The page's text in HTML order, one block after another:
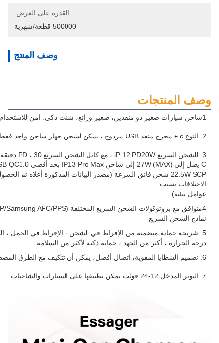
القدرة على العرض:
500000 قطعة/شهرية
وصف المنتج
وصف المنتجات
1شاحن سيارات صغير ذو منفذين، صغير ورائع، شنت ذكي، آمن للاستخدام
2. النوع c + مخرج منفذ USB مزدوج ، يمكن لشحن جهاز شاحن واحد فقط لأجهزة مختلفة
الاختلافات بسبب
عوامل بيئية)
4متوافق مع بروتوكولات الشحن السريع المختلفة (PD3.0/QC3.0/Huawei FCP SCP/Samsung AFC/PPS)
نماذج الشحن السريع
5. شريحة حماية متضمنة من الإفراط في الشحن ، الإفراط في الحمل ،
درجة الحرارة ، أكثر من الجهد ، حماية ذكية لأكثر من السلامة
6. تصميم الشظايا المقوية، اتصال أفضل، يمكن أن تتكيف مع الطرق المضطربة المختلفة، والشحن المستقر وغير المتوقف
7. التوتر المدخل 12-24 فولت يمكن تطبيقها على السيارات والشاحنات